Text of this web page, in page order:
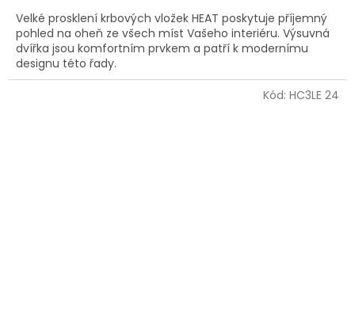
Velké prosklení krbových vložek HEAT poskytuje příjemný
pohled na oheň ze všech míst Vašeho interiéru. Výsuvná
dvířka jsou komfortním prvkem a patří k modernímu
designu této řady.
Kód: HC3LE 24